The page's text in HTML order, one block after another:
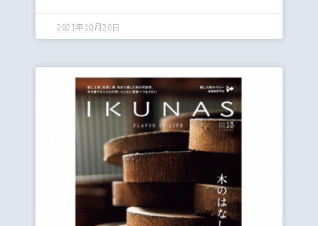
2021年10月20日